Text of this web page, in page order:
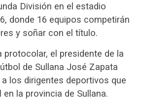
División en el estadio
donde 16 equipos competirán
y soñar con el título.
protocolar, el presidente de la
de Sullana José Zapata
los dirigentes deportivos que
la provincia de Sullana.